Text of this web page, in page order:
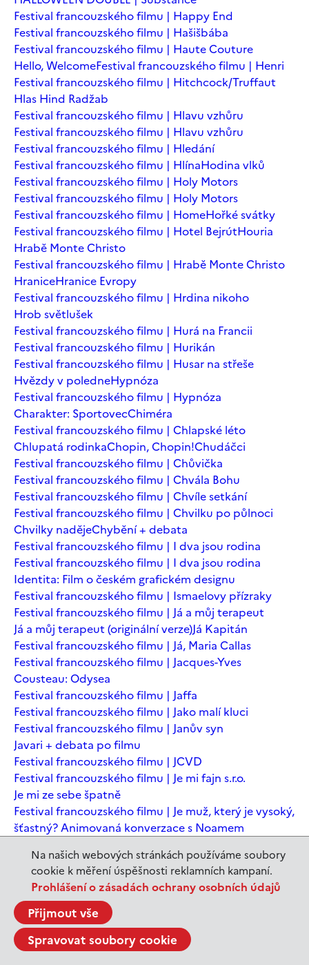
Na našich webových stránkách používáme soubory
cookie k měření úspěšnosti reklamních kampaní.
Prohlášení o zásadách ochrany osobních údajů
Přijmout vše
Spravovat soubory cookie
Festival francouzského filmu | Happy End
Festival francouzského filmu | Hašišbába
Festival francouzského filmu | Haute Couture
Hello, WelcomeFestival francouzského filmu | Henri
Festival francouzského filmu | Hitchcock/Truffaut
Hlas Hind Radžab
Festival francouzského filmu | Hlavu vzhůru
Festival francouzského filmu | Hlavu vzhůru
Festival francouzského filmu | Hledání
Festival francouzského filmu | HlínaHodina vlků
Festival francouzského filmu | Holy Motors
Festival francouzského filmu | Holy Motors
Festival francouzského filmu | HomeHořké svátky
Festival francouzského filmu | Hotel BejrútHouria
Hrabě Monte Christo
Festival francouzského filmu | Hrabě Monte Christo
HraniceHranice Evropy
Festival francouzského filmu | Hrdina nikoho
Hrob světlušek
Festival francouzského filmu | Hurá na Francii
Festival francouzského filmu | Hurikán
Festival francouzského filmu | Husar na střeše
Hvězdy v poledneHypnóza
Festival francouzského filmu | Hypnóza
Charakter: SportovecChiméra
Festival francouzského filmu | Chlapské léto
Chlupatá rodinkaChopin, Chopin!Chudáčci
Festival francouzského filmu | Chůvička
Festival francouzského filmu | Chvála Bohu
Festival francouzského filmu | Chvíle setkání
Festival francouzského filmu | Chvilku po půlnoci
Chvilky nadějeChybění + debata
Festival francouzského filmu | I dva jsou rodina
Festival francouzského filmu | I dva jsou rodina
Identita: Film o českém grafickém designu
Festival francouzského filmu | Ismaelovy přízraky
Festival francouzského filmu | Já a můj terapeut
Já a můj terapeut (originální verze)Já Kapitán
Festival francouzského filmu | Já, Maria Callas
Festival francouzského filmu | Jacques-Yves
Cousteau: Odysea
Festival francouzského filmu | Jaffa
Festival francouzského filmu | Jako malí kluci
Festival francouzského filmu | Janův syn
Javari + debata po filmu
Festival francouzského filmu | JCVD
Festival francouzského filmu | Je mi fajn s.r.o.
Je mi ze sebe špatně
Festival francouzského filmu | Je muž, který je vysoký,
šťastný? Animovaná konverzace s Noamem
Festival francouzského filmu | Je to jen konec světa
Festival francouzského filmu | Je to jen konec světa
Festival francouzského filmu | Jeanne du Barry -
Králova milenka
Jeanne du Barry – Králova milenka
JEDEN SVĚT | Alláh není povinen